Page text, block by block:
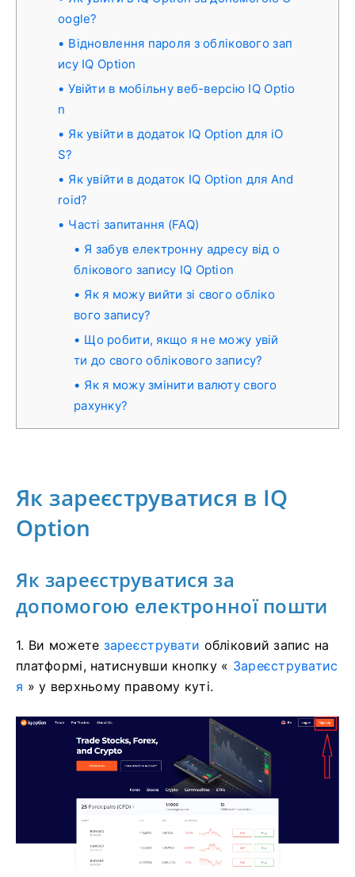
oogle?
Відновлення пароля з облікового зап
ису IQ Option
Увійти в мобільну веб-версію IQ Optio
n
Як увійти в додаток IQ Option для iO
S?
Як увійти в додаток IQ Option для And
roid?
Часті запитання (FAQ)
Я забув електронну адресу від о
блікового запису IQ Option
Як я можу вийти зі свого обліко
вого запису?
Що робити, якщо я не можу увій
ти до свого облікового запису?
Як я можу змінити валюту свого
рахунку?
Як зареєструватися в IQ
Option
Як зареєструватися за
допомогою електронної пошти
1. Ви можете зареєструвати обліковий запис на
платформі, натиснувши кнопку « Зареєструватис
я » у верхньому правому куті.